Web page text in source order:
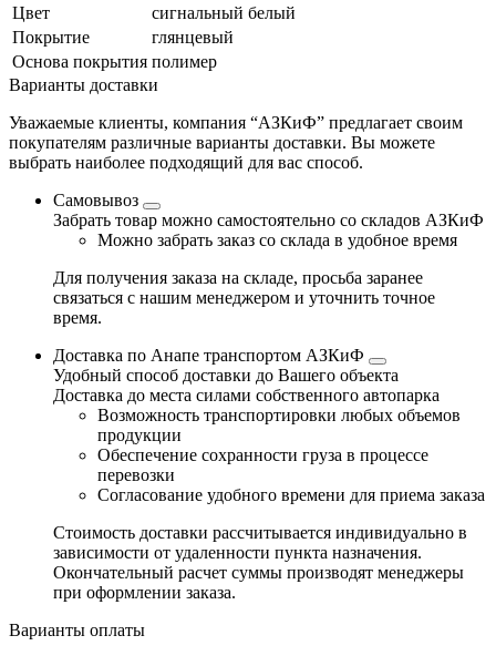
Цвет
сигнальный белый
Покрытие
глянцевый
Основа покрытия полимер
Варианты доставки
Уважаемые клиенты, компания “АЗКиФ” предлагает своим
покупателям различные варианты доставки. Вы можете
выбрать наиболее подходящий для вас способ.
Самовывоз
Забрать товар можно самостоятельно со складов АЗКиФ
Можно забрать заказ со склада в удобное время
Для получения заказа на складе, просьба заранее
связаться с нашим менеджером и уточнить точное
время.
Доставка по Анапе транспортом АЗКиФ
Удобный способ доставки до Вашего объекта
Доставка до места силами собственного автопарка
Возможность транспортировки любых объемов
продукции
Обеспечение сохранности груза в процессе
перевозки
Согласование удобного времени для приема заказа
Стоимость доставки рассчитывается индивидуально в
зависимости от удаленности пункта назначения.
Окончательный расчет суммы производят менеджеры
при оформлении заказа.
Варианты оплаты